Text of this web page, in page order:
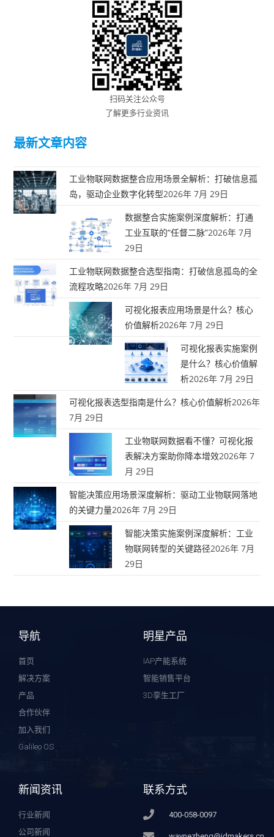
扫码关注公众号
了解更多行业资讯
最新文章内容
工业物联网数据整合应用场景全解析：打破信息孤
岛，驱动企业数字化转型2026年 7月 29日
数据整合实施案例深度解析：打通
工业互联的“任督二脉”2026年 7月
29日
工业物联网数据整合选型指南：打破信息孤岛的全
流程攻略2026年 7月 29日
可视化报表应用场景是什么？核心
价值解析2026年 7月 29日
可视化报表实施案例
是什么？核心价值解
析2026年 7月 29日
可视化报表选型指南是什么？核心价值解析2026年
7月 29日
工业物联网数据看不懂？可视化报
表解决方案助你降本增效2026年 7
月 29日
智能决策应用场景深度解析：驱动工业物联网落地
的关键力量2026年 7月 29日
智能决策实施案例深度解析：工业
物联网转型的关键路径2026年 7月
29日
导航
首页
解决方案
产品
合作伙伴
加入我们
Galileo OS
明星产品
IAP产能系统
智能销售平台
3D孪生工厂
新闻资讯
行业新闻
公司新闻
联系方式
400-058-0097